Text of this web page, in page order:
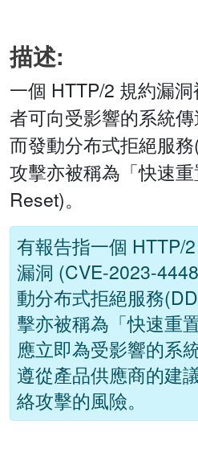
描述:
一個 HTTP/2 規約漏
者可向受影響的系統
而發動分布式拒絕服
攻擊亦被稱為「快速
Reset)。
有報告指一個 HTTP/
漏洞 (CVE-2023-
動分布式拒絕服務
擊亦被稱為「快速重
應立即為受影響的系
遵從產品供應商的建
絡攻擊的風險。